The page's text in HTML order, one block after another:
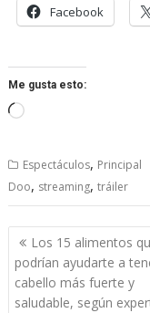
Facebook
Me gusta esto:
Cargando...
Espectáculos, Principal
Doo, streaming,tráiler
Navegación
de
entradas
Los 15 alimentos
podrían ayudarte a
cabello más fuerte y
saludable, según